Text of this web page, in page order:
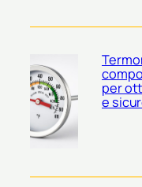
per
e